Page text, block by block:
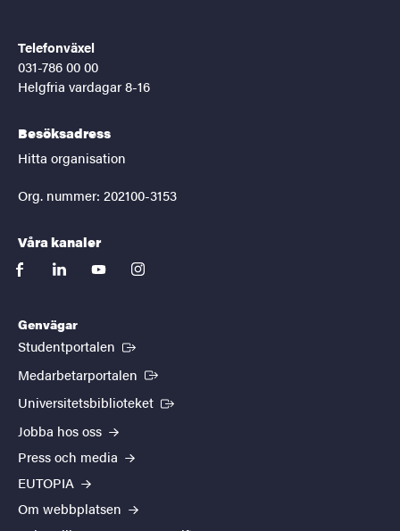
Telefonväxel
031-786 00 00
Helgfria vardagar 8-16
Besöksadress
Hitta organisation
Org. nummer: 202100-3153
Våra kanaler
facebooklinkedinyoutubeinstagram
Genvägar
Studentportalen (Extern länk)
Medarbetarportalen (Extern länk)
Universitetsbiblioteket (Extern länk)
Jobba hos oss
Press och media
EUTOPIA
Om webbplatsen